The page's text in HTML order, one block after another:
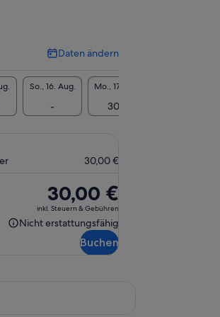
Daten ändern
Daten
So., 16. Aug.
-
Mo., 17. Aug.
30 €
30,00 €
Der
Preis
beträgt
30,00 €
30,00 €
inkl. Steuern & Gebühren
Nicht erstattungsfähig
Nicht
erstattungsfähigBuchen